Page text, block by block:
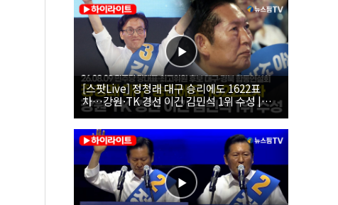
[스팟Live] 정청래 대구 승리에도 1622표
차…강원·TK 경선 이긴 김민석 1위 수성 |
26.08.09 더불어민주당 당대표·최고위원 후
보 대구·경북 합동연설회